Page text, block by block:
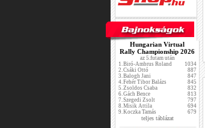
Hungarian Virtual
Rally Championship 2026
az 5.futam után
1.Biró-Ambrus Roland
1034
2.Csáki Ottó
887
3.Balogh Jani
847
4.Fehér Tibor Balázs
845
5.Zsoldos Csaba
832
6.Gách Bence
813
7.Szegedi Zsolt
797
8.Misik Attila
694
9.Koczka Tamás 679
teljes táblázat